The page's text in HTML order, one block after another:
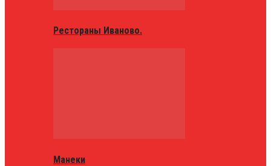
Рестораны Иваново.
Манеки